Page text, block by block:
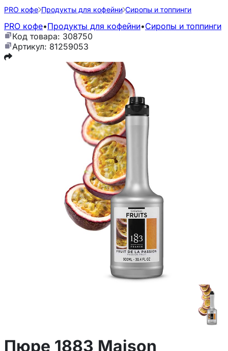
PRO кофе Продукты для кофейни Сиропы и топпинги
PRO кофе•Продукты для кофейни•Сиропы и топпинги
Код товара: 308750
Артикул: 81259053
Пюре 1883 Maison